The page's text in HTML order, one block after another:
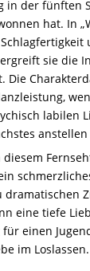
der fünften
hat. In
sie die
Die
labilen
diesem
dramatischen
eine tiefe
einen
im Loslassen.